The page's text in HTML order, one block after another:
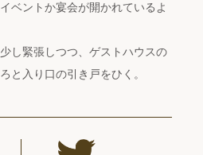
ベントか宴会が開かれているよ
し緊張しつつ、ゲストハウスの
と入り口の引き戸をひく。